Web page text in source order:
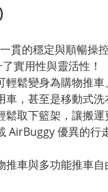
貫的穩定與順暢操
實用性與靈活性！
輕鬆變身為購物推
，甚至是移動式洗
鬆取下籃架，讓搬運
AirBuggy 優異的行
推車與多功能推車